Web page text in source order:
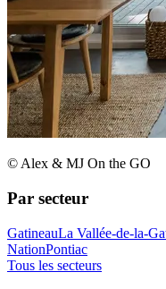
© Alex & MJ On the GO
Par secteur
GatineauLa Vallée-de-la-
NationPontiac
Tous les secteurs